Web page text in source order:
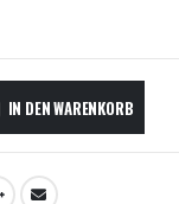
IN DEN WARENKORB